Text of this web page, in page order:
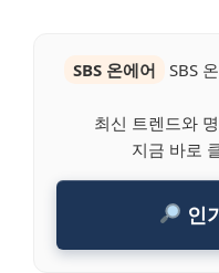
SBS 온에어
SBS
최신 트렌드와
지금 바로
인